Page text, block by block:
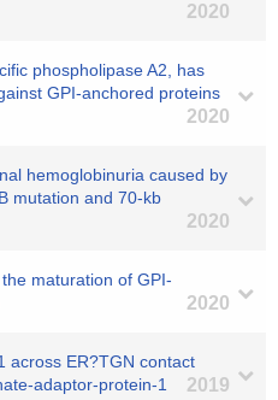
2020
phospholipase A2, has
GPI-anchored proteins
2020
hemoglobinuria caused by
mutation and 70-kb
2020
maturation of GPI-
2020
across ER?TGN contact
adaptor-protein-1
2019